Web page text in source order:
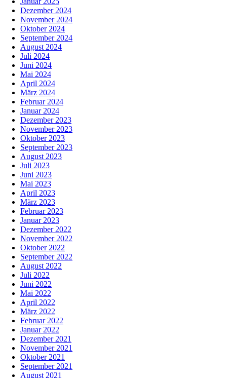
Dezember 2024
November 2024
Oktober 2024
September 2024
August 2024
Juli 2024
Juni 2024
Mai 2024
April 2024
März 2024
Februar 2024
Januar 2024
Dezember 2023
November 2023
Oktober 2023
September 2023
August 2023
Juli 2023
Juni 2023
Mai 2023
April 2023
März 2023
Februar 2023
Januar 2023
Dezember 2022
November 2022
Oktober 2022
September 2022
August 2022
Juli 2022
Juni 2022
Mai 2022
April 2022
März 2022
Februar 2022
Januar 2022
Dezember 2021
November 2021
Oktober 2021
September 2021
August 2021